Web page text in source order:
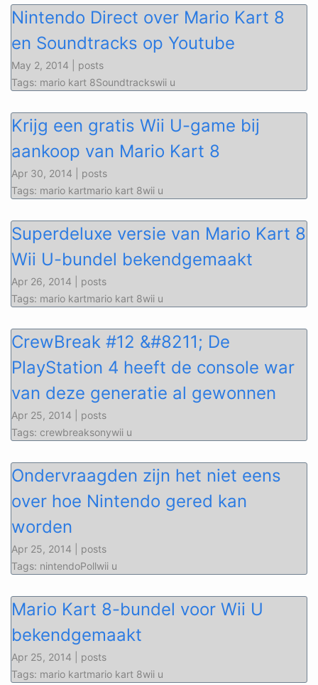
Nintendo Direct over Mario Kart 8
en Soundtracks op Youtube
May 2, 2014 | posts
Tags: mario kart 8Soundtrackswii u
Krijg een gratis Wii U-game bij
aankoop van Mario Kart 8
Apr 30, 2014 | posts
Tags: mario kartmario kart 8wii u
Superdeluxe versie van Mario Kart 8
Wii U-bundel bekendgemaakt
Apr 26, 2014 | posts
Tags: mario kartmario kart 8wii u
CrewBreak #12 &#8211; De
PlayStation 4 heeft de console war
van deze generatie al gewonnen
Apr 25, 2014 | posts
Tags: crewbreaksonywii u
Ondervraagden zijn het niet eens
over hoe Nintendo gered kan
worden
Apr 25, 2014 | posts
Tags: nintendoPollwii u
Mario Kart 8-bundel voor Wii U
bekendgemaakt
Apr 25, 2014 | posts
Tags: mario kartmario kart 8wii u